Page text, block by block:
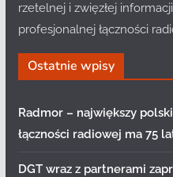
rzetelnej i zwięzłej
profesjonalnej łączności
Ostatnie wpisy
Radmor – największy
łączności radiowej ma 75
DGT wraz z partnerami